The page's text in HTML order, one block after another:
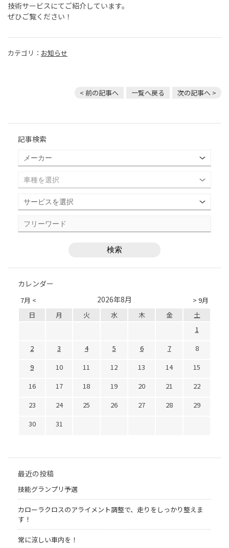
技術サービスにてご紹介しています。
ぜひご覧ください！
カテゴリ： お知らせ
< 前の記事へ 一覧へ戻る 次の記事へ >
記事検索
カレンダー
7月 < > 9月
2026年8月
日 月 火 水 木 金
土
1
2
3 4 5 6 7
8
9
10 11 12 13 14
15
16
17 18 19 20 21
22
23
24 25 26 27 28
29
30
31
最近の投稿
技能グランプリ予選
カローラクロスのアライメント調整で、走りをしっかり整えま
す！
常に涼しい車内を！